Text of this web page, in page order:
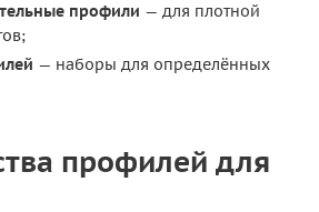
профили — для плотной
— наборы для определённых
профилей для